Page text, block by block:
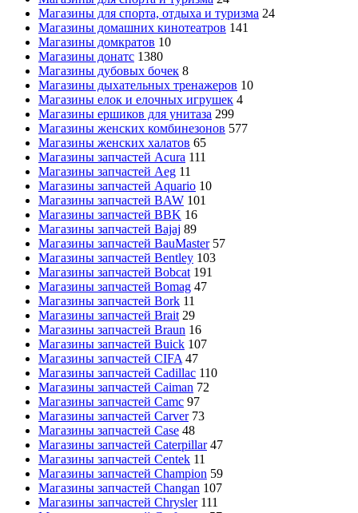
Магазины для спорта, отдыха и туризма 24
Магазины домашних кинотеатров 141
Магазины домкратов 10
Магазины донатс 1380
Магазины дубовых бочек 8
Магазины дыхательных тренажеров 10
Магазины елок и елочных игрушек 4
Магазины ершиков для унитаза 299
Магазины женских комбинезонов 577
Магазины женских халатов 65
Магазины запчастей Acura 111
Магазины запчастей Aeg 11
Магазины запчастей Aquario 10
Магазины запчастей BAW 101
Магазины запчастей BBK 16
Магазины запчастей Bajaj 89
Магазины запчастей BauMaster 57
Магазины запчастей Bentley 103
Магазины запчастей Bobcat 191
Магазины запчастей Bomag 47
Магазины запчастей Bork 11
Магазины запчастей Brait 29
Магазины запчастей Braun 16
Магазины запчастей Buick 107
Магазины запчастей CIFA 47
Магазины запчастей Cadillac 110
Магазины запчастей Caiman 72
Магазины запчастей Camc 97
Магазины запчастей Carver 73
Магазины запчастей Case 48
Магазины запчастей Caterpillar 47
Магазины запчастей Centek 11
Магазины запчастей Champion 59
Магазины запчастей Changan 107
Магазины запчастей Chrysler 111